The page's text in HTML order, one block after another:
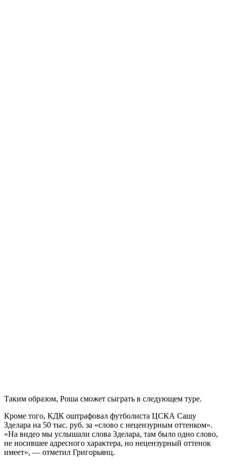
Таким образом, Роша сможет сыграть в следующем туре.
Кроме того, КДК оштрафовал футболиста ЦСКА Сашу
Зделара на 50 тыс. руб. за «слово с нецензурным оттенком».
«На видео мы услышали слова Зделара, там было одно слово,
не носившее адресного характера, но нецензурный оттенок
имеет», — отметил Григорьянц.